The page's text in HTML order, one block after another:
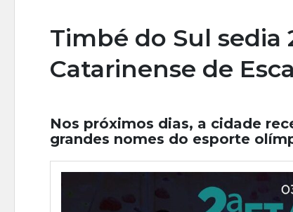
Timbé do Sul sedia
Catarinense de
Nos próximos dias, a cidade
grandes nomes do esporte